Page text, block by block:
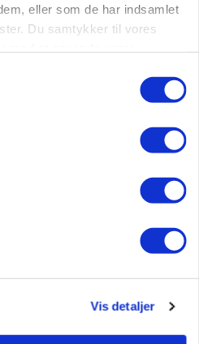
eller som de har indsamlet
Du samtykker til vores
Vis detaljer
Danish Crowns pris en
skårlægger afprøves i år